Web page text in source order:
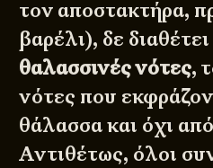
τον αποστακτήρα,
βαρέλι), δε
θαλασσινές νότες,
νότες που
θάλασσα και όχι
Αντιθέτως, όλοι